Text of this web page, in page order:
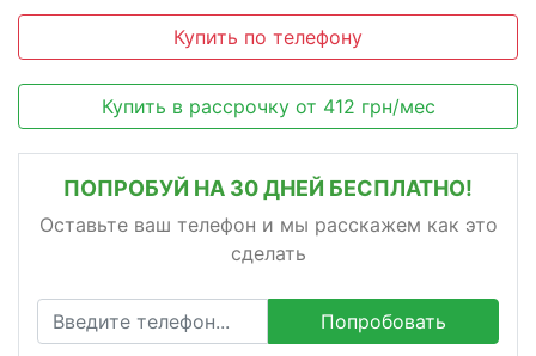
Купить по телефону
Купить в рассрочку от 412 грн/мес
ПОПРОБУЙ НА 30 ДНЕЙ БЕСПЛАТНО!
Оставьте ваш телефон и мы расскажем как это
сделать
Попробовать